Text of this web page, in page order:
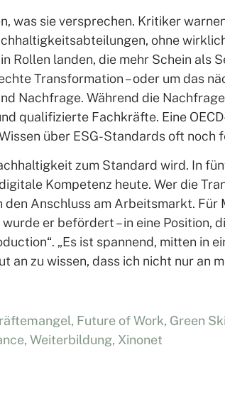
was sie versprechen. Kritiker
ohne
Rollen landen, die mehr Schein als
Transformation – oder um das
Nachfrage. Während die
qualifizierte Fachkräfte. Eine
über ESG-Standards oft noch
zum Standard wird. In
Kompetenz heute. Wer die
Anschluss am Arbeitsmarkt.
er befördert – in eine Position,
„Es ist spannend, mitten in
an zu wissen, dass ich nicht nur an
, Future of Work, Green
, Weiterbildung, Xinonet